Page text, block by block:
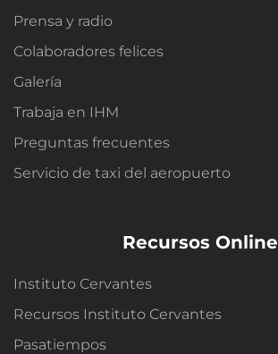
Prensa y radio
Colaboradores felices
Galería
Trabaja en IHM
Preguntas frecuentes
Servicio de taxi del aeropuerto
Recursos Online
Instituto Cervantes
Recursos Instituto Cervantes
Pasatiempos